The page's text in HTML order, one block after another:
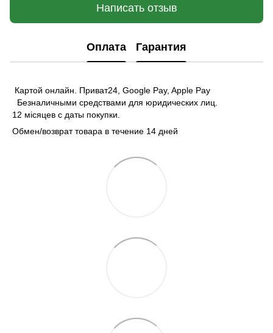
Написать отзыв
Оплата Гарантия
Картой онлайн. Приват24, Google Pay, Apple Pay
Безналичными средствами для юридических лиц.
12 місяцев с даты покупки.
Обмен/возврат товара в течение 14 дней